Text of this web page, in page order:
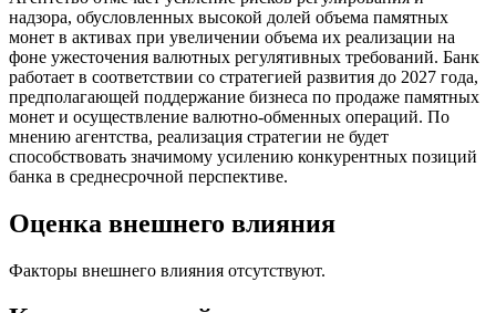
надзора, обусловленных высокой долей объема памятных
монет в активах при увеличении объема их реализации на
фоне ужесточения валютных регулятивных требований. Банк
работает в соответствии со стратегией развития до 2027 года,
предполагающей поддержание бизнеса по продаже памятных
монет и осуществление валютно-обменных операций. По
мнению агентства, реализация стратегии не будет
способствовать значимому усилению конкурентных позиций
банка в среднесрочной перспективе.
Оценка внешнего влияния
Факторы внешнего влияния отсутствуют.